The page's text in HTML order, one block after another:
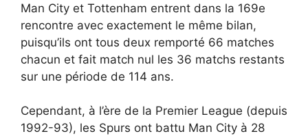
Man City et Tottenham entrent dans la 169e
rencontre avec exactement le même bilan,
puisqu’ils ont tous deux remporté 66 matches
chacun et fait match nul les 36 matchs restants
sur une période de 114 ans.
Cependant, à l’ère de la Premier League (depuis
1992-93), les Spurs ont battu Man City à 28